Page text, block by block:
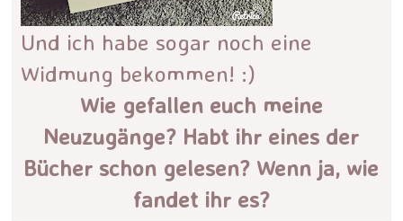
Und ich habe sogar noch eine
Widmung bekommen! :)
Wie gefallen euch meine
Neuzugänge? Habt ihr eines der
Bücher schon gelesen? Wenn ja, wie
fandet ihr es?